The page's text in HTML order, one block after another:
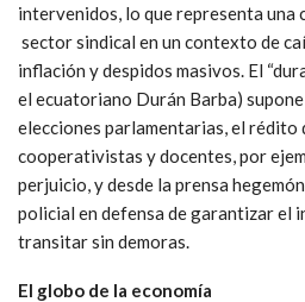
intervenidos, lo que representa
sector sindical en un contexto de
inflación y despidos masivos. El
el ecuatoriano Durán Barba)
elecciones parlamentarias, el rédito
cooperativistas y docentes, por
perjuicio, y desde la prensa
policial en defensa de garantizar el
transitar sin demoras.
El globo de la economía